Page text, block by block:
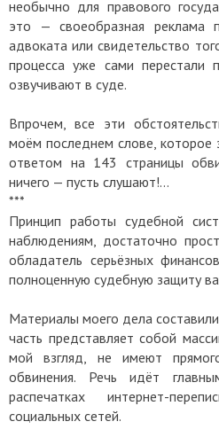
необычно для правового
это — своеобразная реклама
адвоката или свидетельство
процесса уже сами перестали
озвучивают в суде.
Впрочем, все эти
моём последнем слове, которое
ответом на 143 страницы
ничего — пусть слушают!...
***
Принцип работы судебной
наблюдениям, достаточно
обладатель серьёзных
полноценную судебную защиту
Материалы моего дела
часть представляет собой
мой взгляд, не имеют
обвинения. Речь идёт
распечатках интернет-
социальных сетей.